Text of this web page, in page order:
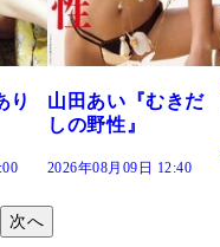
だ
麻倉瑞季『夏がそ
うさせた』
次へ